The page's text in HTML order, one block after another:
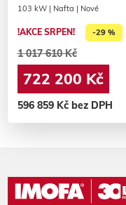
103 kW | Nafta | Nové
!AKCE SRPEN! -29 %
1 017 610 Kč
722 200 Kč
596 859 Kč bez DPH